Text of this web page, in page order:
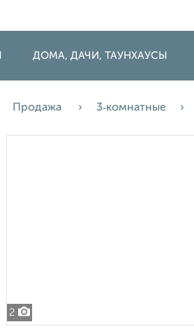
ДОМА, ДАЧИ, ТАУНХАУСЫ
Продажа 3‑комнатные
2